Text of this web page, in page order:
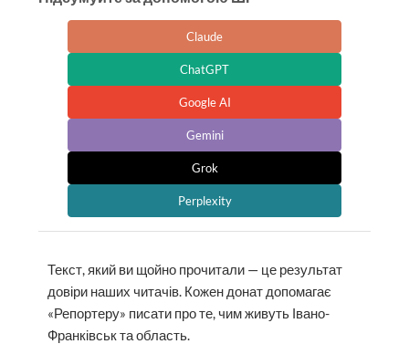
Claude
ChatGPT
Google AI
Gemini
Grok
Perplexity
Текст, який ви щойно прочитали — це результат
довіри наших читачів. Кожен донат допомагає
«Репортеру» писати про те, чим живуть Івано-
Франківськ та область.